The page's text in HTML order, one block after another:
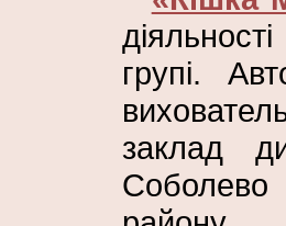
групі.
заклад
Соболево